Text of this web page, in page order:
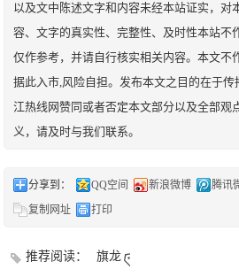
以及文中陈述文字和内容未经本站证实，对
容、文字的真实性、完整性、及时性本站不
仅作参考，并请自行核实相关内容。本文不
据此入市,风险自担。发布本文之目的在于
江热线网赞同或者否定本文部分以及全部观
义，请及时与我们联系。
分享到： QQ空间 新浪微博 腾讯
复制网址
打印
推荐阅读： 旗龙